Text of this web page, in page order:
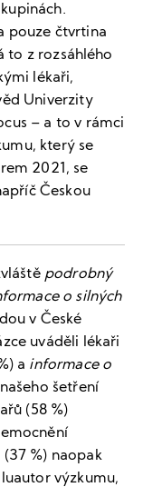
pouze čtvrtina
to z rozsáhlého
lékaři,
Univerzity
– a to v rámci
který se
2021, se
Českou
podrobný
o silných
v České
uváděli lékaři
a informace o
šetření
(58 %)
%) naopak
výzkumu,